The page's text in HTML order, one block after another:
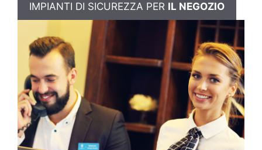
IMPIANTI DI SICUREZZA PER IL NEGOZIO